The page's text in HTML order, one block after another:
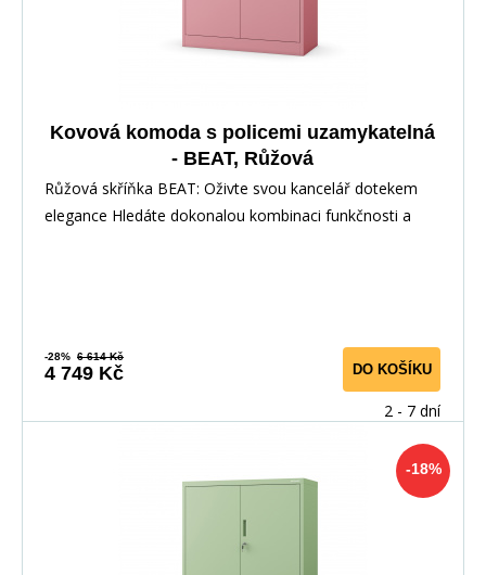
Kovová komoda s policemi uzamykatelná
- BEAT, Růžová
Růžová skříňka BEAT: Oživte svou kancelář dotekem
elegance Hledáte dokonalou kombinaci funkčnosti a
-28% 6 614 Kč
4 749 Kč DO KOŠÍKU
2 - 7 dní
-18%